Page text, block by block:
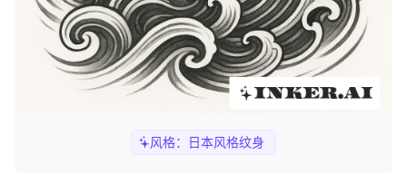
风格： 日本风格纹身